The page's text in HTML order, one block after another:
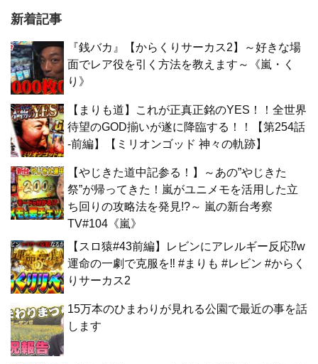
新着記事
『銭バカ』【からくりサーカス2】～好きな場
面でレア役を引く方法を教えます～《嵐・く
り》
【まりも道】これが正真正銘のYES！！全世界
待望のGOD揃いが遂に降臨する！！【第254話
-前編】【ミリオンゴッド 神々の軌跡】
【やじきた道中記参る！】～あの”やじきた
祭”が帰ってきた！嵐がユニメモを活用した立
ち回りの攻略法を発見!?～ 嵐の新台考察
TV#104《嵐》
【スロ猿#43前編】レビンにアレルギー反応⁉w
運命の一劇で克服を‼ #まりも #レビン #からく
りサーカス2
15万本のひまわりが見れる公園で最近の事を話
します